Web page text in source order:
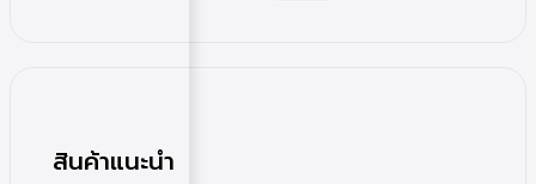
สินค้าแนะนำ